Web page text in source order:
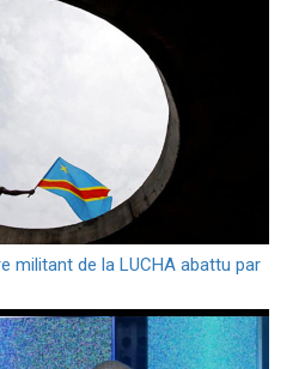
militant de la LUCHA abattu par